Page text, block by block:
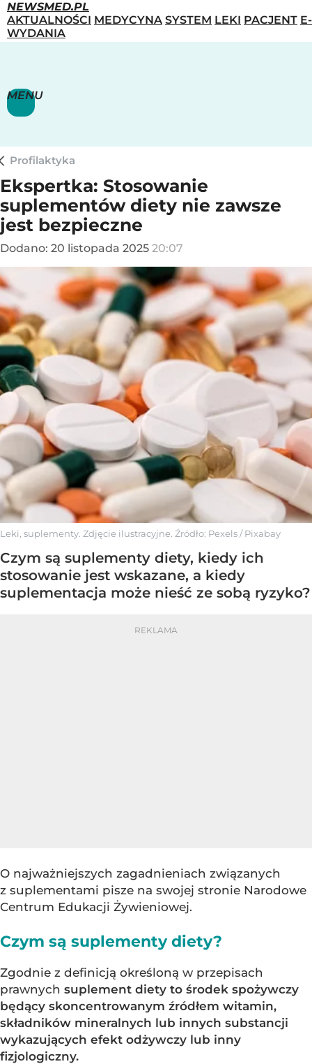
NEWSMED.PL
AKTUALNOŚCI MEDYCYNA SYSTEM LEKI PACJENT E-
WYDANIA
MENU
Profilaktyka
Ekspertka: Stosowanie
suplementów diety nie zawsze
jest bezpieczne
Dodano: 20 listopada 2025 20:07
Leki, suplementy. Zdjęcie ilustracyjne. Źródło: Pexels/Pixabay
Czym są suplementy diety, kiedy ich
stosowanie jest wskazane, a kiedy
suplementacja może nieść ze sobą ryzyko?
O najważniejszych zagadnieniach związanych
z suplementami pisze na swojej stronie Narodowe
Centrum Edukacji Żywieniowej.
Czym są suplementy diety?
Zgodnie z definicją określoną w przepisach
prawnych suplement diety to środek spożywczy
będący skoncentrowanym źródłem witamin,
składników mineralnych lub innych substancji
wykazujących efekt odżywczy lub inny
fizjologiczny.